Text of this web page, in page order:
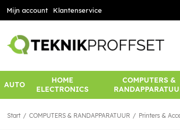
Mijn account Klantenservice
AUTO
HOME
ELECTRONICS
COMPUTERS &
Start COMPUTERS & RANDAPPARATUUR Printers &